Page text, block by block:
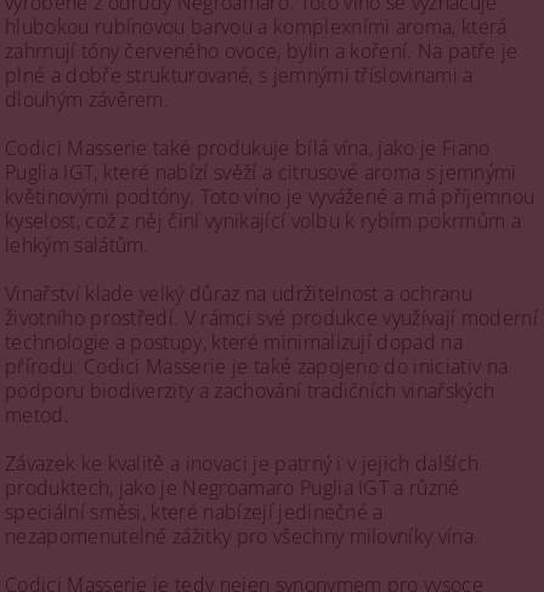
hlubokou rubínovou barvou a komplexními aroma, která
zahrnují tóny červeného ovoce, bylin a koření. Na patře je
plné a dobře strukturované, s jemnými tříslovinami a
dlouhým závěrem.
Codici Masserie také produkuje bílá vína, jako je Fiano
Puglia IGT, které nabízí svěží a citrusové aroma s jemnými
květinovými podtóny. Toto víno je vyvážené a má příjemnou
kyselost, což z něj činí vynikající volbu k rybím pokrmům a
lehkým salátům.
Vinařství klade velký důraz na udržitelnost a ochranu
životního prostředí. V rámci své produkce využívají moderní
technologie a postupy, které minimalizují dopad na
přírodu. Codici Masserie je také zapojeno do iniciativ na
podporu biodiverzity a zachování tradičních vinařských
metod.
Závazek ke kvalitě a inovaci je patrný i v jejich dalších
produktech, jako je Negroamaro Puglia IGT a různé
speciální směsi, které nabízejí jedinečné a
nezapomenutelné zážitky pro všechny milovníky vína.
Codici Masserie je tedy nejen synonymem pro vysoce